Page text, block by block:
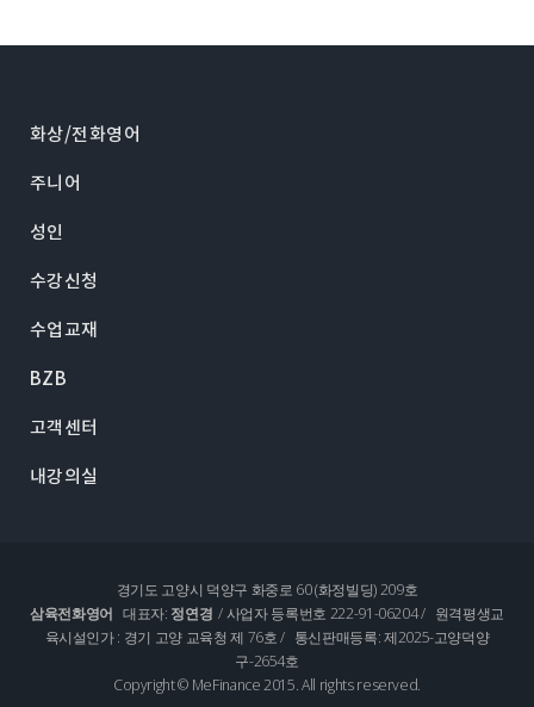
화상/전화영어
주니어
성인
수강신청
수업교재
BZB
고객센터
내강의실
경기도 고양시 덕양구 화중로 60 (화정빌딩) 209호
삼육전화영어 대표자: 정연경 / 사업자 등록번호 222-91-06204 / 원격평생교
육시설인가 : 경기 고양 교육청 제 76호 / 통신판매등록: 제2025-고양덕양
구-2654호
Copyright © MeFinance 2015. All rights reserved.